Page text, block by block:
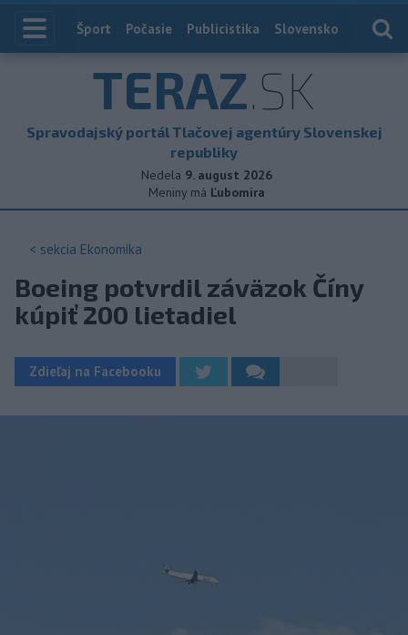
Index
Šport Počasie Publicistika Slovensko
TERAZ.SK
Spravodajský portál Tlačovej agentúry Slovenskej
republiky
Nedela 9. august 2026
Meniny má Ľubomíra
< sekcia Ekonomika
Boeing potvrdil záväzok Číny
kúpiť 200 lietadiel
Zdieľaj na Facebooku